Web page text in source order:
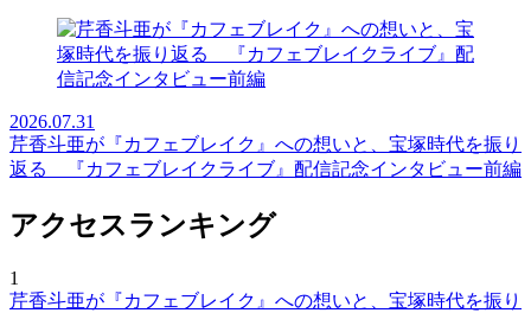
2026.07.31
芹香斗亜が『カフェブレイク』への想いと、宝塚時代を振り
返る 『カフェブレイクライブ』配信記念インタビュー前編
アクセスランキング
1
芹香斗亜が『カフェブレイク』への想いと、宝塚時代を振り